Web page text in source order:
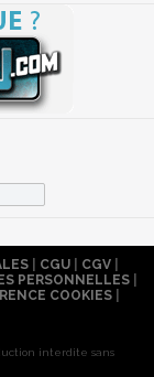
| CGU| CGV|
PERSONNELLES
COOKIES
interdite sans